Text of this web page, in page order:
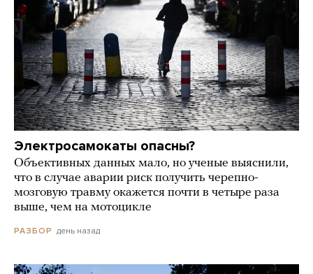
Электросамокаты опасны?
Объективных данных мало, но ученые выяснили,
что в случае аварии риск получить черепно-
мозговую травму окажется почти в четыре раза
выше, чем на мотоцикле
РАЗБОР день назад